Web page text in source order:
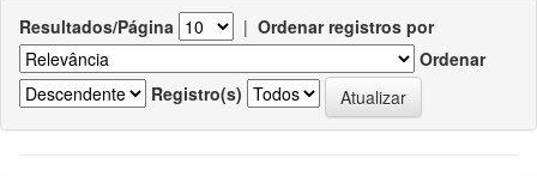
Resultados/Página | Ordenar registros por
Ordenar
Registro(s)